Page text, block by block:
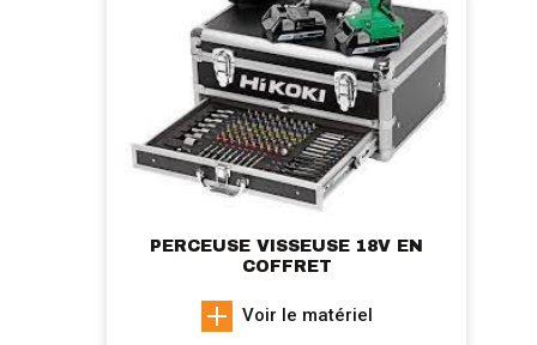
PERCEUSE VISSEUSE 18V EN
COFFRET
Voir le matériel